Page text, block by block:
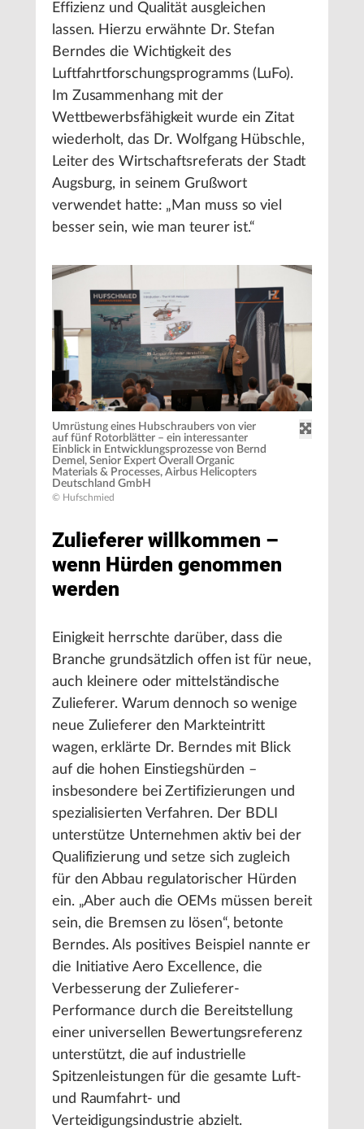
Effizienz und Qualität ausgleichen
lassen. Hierzu erwähnte Dr. Stefan
Berndes die Wichtigkeit des
Luftfahrtforschungsprogramms (LuFo).
Im Zusammenhang mit der
Wettbewerbsfähigkeit wurde ein Zitat
wiederholt, das Dr. Wolfgang Hübschle,
Leiter des Wirtschaftsreferats der Stadt
Augsburg, in seinem Grußwort
verwendet hatte: „Man muss so viel
besser sein, wie man teurer ist.“
Umrüstung eines Hubschraubers von vier
auf fünf Rotorblätter – ein interessanter
Einblick in Entwicklungsprozesse von Bernd
Demel, Senior Expert Overall Organic
Materials & Processes, Airbus Helicopters
Deutschland GmbH
© Hufschmied
Zulieferer willkommen –
wenn Hürden genommen
werden
Einigkeit herrschte darüber, dass die
Branche grundsätzlich offen ist für neue,
auch kleinere oder mittelständische
Zulieferer. Warum dennoch so wenige
neue Zulieferer den Markteintritt
wagen, erklärte Dr. Berndes mit Blick
auf die hohen Einstiegshürden –
insbesondere bei Zertifizierungen und
spezialisierten Verfahren. Der BDLI
unterstütze Unternehmen aktiv bei der
Qualifizierung und setze sich zugleich
für den Abbau regulatorischer Hürden
ein. „Aber auch die OEMs müssen bereit
sein, die Bremsen zu lösen“, betonte
Berndes. Als positives Beispiel nannte er
die Initiative Aero Excellence, die
Verbesserung der Zulieferer-
Performance durch die Bereitstellung
einer universellen Bewertungsreferenz
unterstützt, die auf industrielle
Spitzenleistungen für die gesamte Luft-
und Raumfahrt- und
Verteidigungsindustrie abzielt.